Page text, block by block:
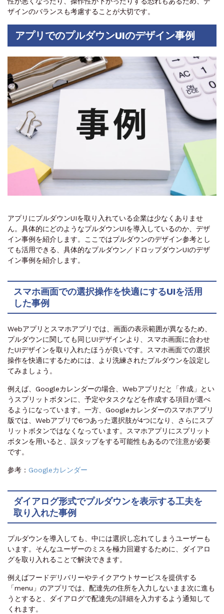
ザインのバランスも考慮することが大切です。
アプリでのプルダウンUIのデザイン事例
アプリにプルダウンUIを取り入れている企業は少なくありませ
ん。具体的にどのようなプルダウンUIを導入しているのか、デザ
イン事例を紹介します。ここではプルダウンのデザイン参考とし
ても活用できる、具体的なプルダウン／ドロップダウンUIのデザ
イン事例を紹介します。
スマホ画面での選択操作を快適にするUIを活用
した事例
Webアプリとスマホアプリでは、画面の表示範囲が異なるため、
プルダウンに関しても同じUIデザインより、スマホ画面に合わせ
たUIデザインを取り入れたほうが良いです。スマホ画面での選択
操作を快適にするためには、より洗練されたプルダウンを設定し
てみましょう。
例えば、Googleカレンダーの場合、Webアプリだと「作成」とい
うスプリットボタンに、予定やタスクなどを作成する項目が選べ
るようになっています。一方、Googleカレンダーのスマホアプリ
版では、Webアプリで6つあった選択肢が4つになり、さらにスプ
リットボタンではなくなっています。スマホアプリにスプリット
ボタンを用いると、誤タップをする可能性もあるので注意が必要
です。
参考： Googleカレンダー
ダイアログ形式でプルダウンを表示する工夫を
取り入れた事例
プルダウンを導入しても、中には選択し忘れてしまうユーザーも
います。そんなユーザーのミスを極力回避するために、ダイアロ
グを取り入れることで解決できます。
例えばフードデリバリーやテイクアウトサービスを提供する
「menu」のアプリでは、配達先の住所を入力しないまま次に進も
うとすると、ダイアログで配達先の詳細を入力するよう通知して
くれます。